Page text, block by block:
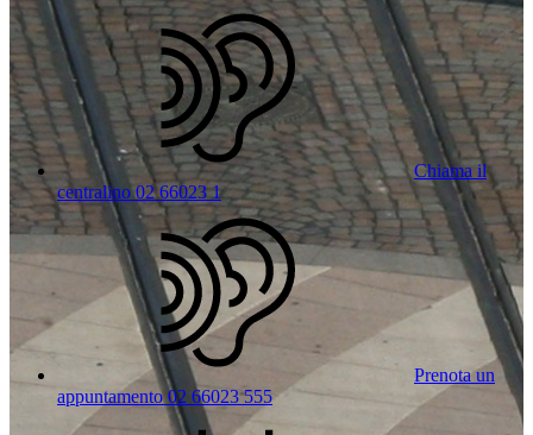
Chiama il
centralino 02 66023 1
Prenota un
appuntamento 02 66023 555